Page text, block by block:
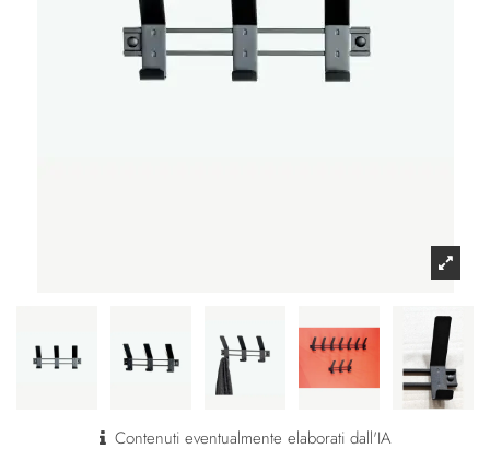
Contenuti eventualmente elaborati dall'IA